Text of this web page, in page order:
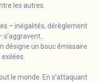
les autres.
– inégalités, dérèglement
désigne un bouc émissaire
le monde. En s’attaquant